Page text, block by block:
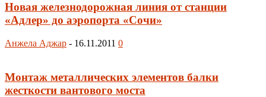
Новая железнодорожная линия от станции
«Адлер» до аэропорта «Сочи»
Анжела Аджар - 16.11.2011 0
Монтаж металлических элементов балки
жесткости вантового моста